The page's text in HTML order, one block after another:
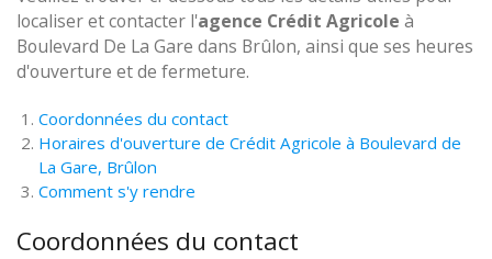
localiser et contacter l'agence Crédit Agricole à
Boulevard De La Gare dans Brûlon, ainsi que ses heures
d'ouverture et de fermeture.
Coordonnées du contact
Horaires d'ouverture de Crédit Agricole à Boulevard de
La Gare, Brûlon
Comment s'y rendre
Coordonnées du contact